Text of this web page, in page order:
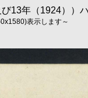
13年（1924））
表示します～